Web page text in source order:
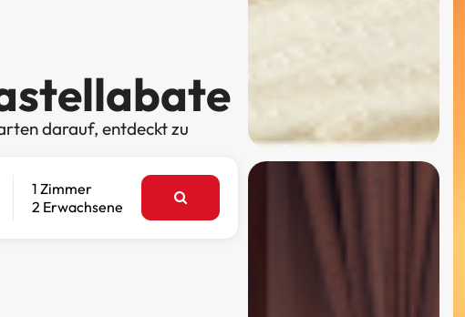
darauf, entdeckt zu
1 Zimmer
2 Erwachsene